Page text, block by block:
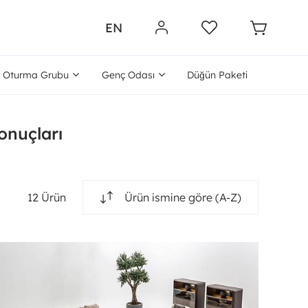
EN
Oturma Grubu Genç Odası Düğün Paketi
12 Ürün Ürün ismine göre (A-Z)